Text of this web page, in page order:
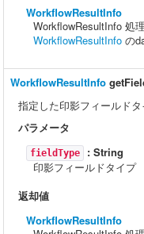
WorkflowResultInfo
WorkflowResultInfo 処
WorkflowResultInfo の
WorkflowResultInfo
指定した印影フィールド
パラメータ
fieldType : String
印影フィールドタイプ
返却値
WorkflowResultInfo